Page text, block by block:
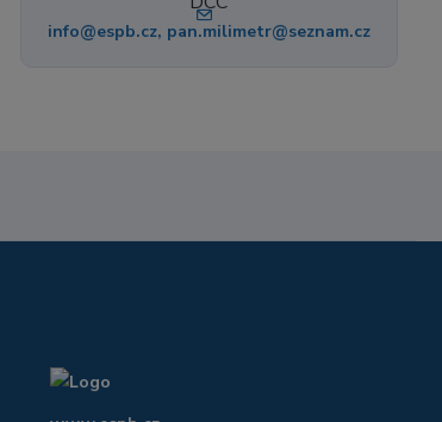
info@espb.cz, pan.milimetr@seznam.cz